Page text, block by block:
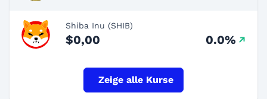
Shiba Inu (SHIB)
$0,00 0.0%
Zeige alle Kurse